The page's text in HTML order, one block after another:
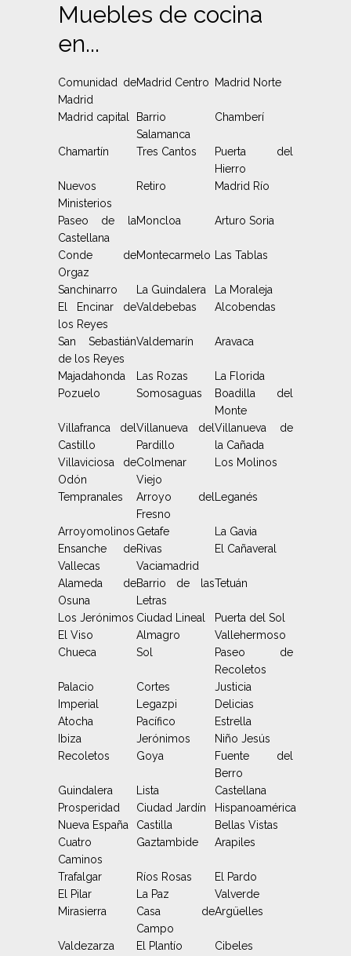
Muebles de cocina
en...
Comunidad de
Madrid
Madrid Centro Madrid Norte
Madrid capital
Barrio
Salamanca
Chamberí
Chamartín Tres Cantos
Puerta del
Hierro
Nuevos
Ministerios
Retiro Madrid Río
Paseo de la
Castellana
Moncloa Arturo Soria
Conde de
Orgaz
Montecarmelo Las Tablas
Sanchinarro La Guindalera
La Moraleja
El Encinar de
los Reyes
Valdebebas Alcobendas
San Sebastián
de los Reyes
Valdemarín Aravaca
Majadahonda Las Rozas
La Florida
Pozuelo
Somosaguas
Boadilla del
Monte
Villafranca del
Castillo
Villanueva del
Pardillo
Villanueva de
la Cañada
Villaviciosa de
Odón
Colmenar
Viejo
Los Molinos
Tempranales
Arroyo del
Fresno
Leganés
Arroyomolinos Getafe
La Gavia
Ensanche de
Vallecas
Rivas
Vaciamadrid
El Cañaveral
Alameda de
Osuna
Barrio de las
Letras
Tetuán
Los Jerónimos Ciudad Lineal
Puerta del Sol
El Viso
Almagro
Vallehermoso
Chueca
Sol
Paseo de
Recoletos
Palacio
Cortes
Justicia
Imperial
Legazpi
Delicias
Atocha
Pacífico
Estrella
Ibiza
Jerónimos
Niño Jesús
Recoletos
Goya
Fuente del
Berro
Guindalera
Lista
Castellana
Prosperidad
Ciudad Jardín
Hispanoamérica
Nueva España
Castilla
Bellas Vistas
Cuatro
Caminos
Gaztambide Arapiles
Trafalgar Ríos Rosas
El Pardo
El Pilar
La Paz
Valverde
Mirasierra
Casa de
Campo
Argüelles
Valdezarza El Plantío
Cibeles